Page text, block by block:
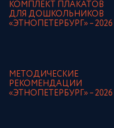
КОМПЛЕКТ ПЛАКАТОВ
ДЛЯ ДОШКОЛЬНИКОВ
«ЭТНОПЕТЕРБУРГ» – 2026
МЕТОДИЧЕСКИЕ
РЕКОМЕНДАЦИИ
«ЭТНОПЕТЕРБУРГ» – 2026